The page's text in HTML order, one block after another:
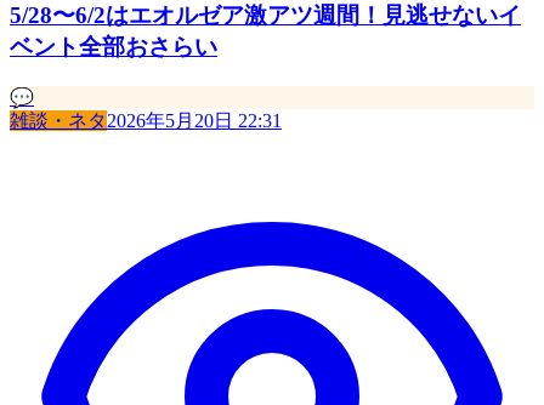
5/28〜6/2はエオルゼア激アツ週間！見逃せないイ
ベント全部おさらい
💬
雑談・ネタ2026年5月20日 22:31